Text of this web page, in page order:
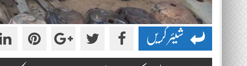
شیئر کریں